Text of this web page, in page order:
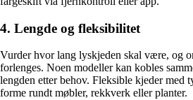
4. Lengde og fleksibilitet
Vurder hvor lang lyskjeden skal være, og
forlenges. Noen modeller kan kobles
lengden etter behov. Fleksible kjeder med
forme rundt møbler, rekkverk eller planter.